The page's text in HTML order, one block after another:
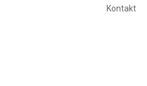
Kontakt